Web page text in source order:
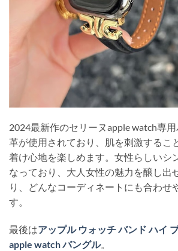
2024最新作のセリーヌapple watch専
革が使用されており、肌を刺激するこ
着け心地を楽しめます。女性らしいシ
なっており、大人女性の魅力を醸し出
り、どんなコーディネートにも合わせ
す。
最後はアップル ウォッチ バンド ハイ
apple watch バングル。